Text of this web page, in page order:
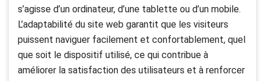
s’agisse d’un ordinateur, d’une tablette ou d’un mobile.
L’adaptabilité du site web garantit que les visiteurs
puissent naviguer facilement et confortablement, quel
que soit le dispositif utilisé, ce qui contribue à
améliorer la satisfaction des utilisateurs et à renforcer